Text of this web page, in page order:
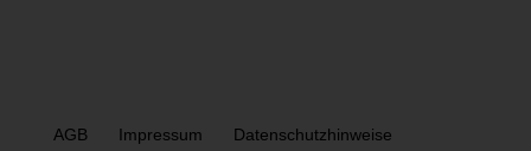
AGB Impressum Datenschutzhinweise